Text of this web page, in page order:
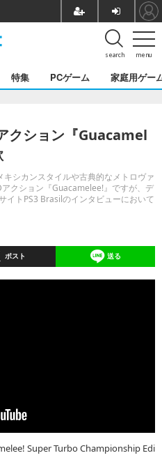
menu
search
特集 PCゲーム 家庭用ゲー
クション『Guacamel
シカンスタイルや古典的なメトロヴァ
クション『Guacamelee!』ですが、デ
イトPS3 Brasilのインタビューにおいて
ポスト 送る
Super Turbo Championship Edi